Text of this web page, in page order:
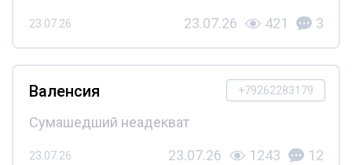
23.07.26 23.07.26 421 3
+79262283179
Валенсия
Сумашедший неадекват
23.07.26 23.07.26 1243 12